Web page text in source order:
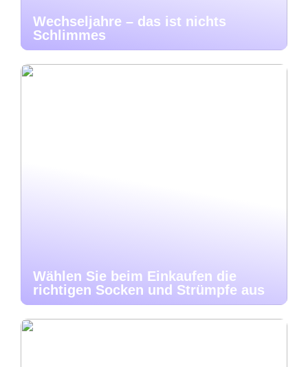
Wechseljahre – das ist nichts
Schlimmes
Wählen Sie beim Einkaufen die
richtigen Socken und Strümpfe aus